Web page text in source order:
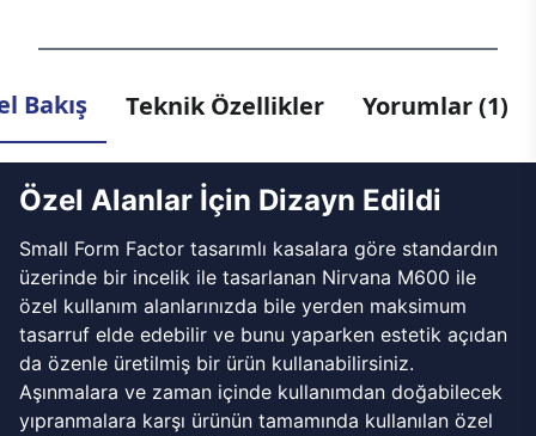
Bakış Teknik Özellikler Yorumlar (1)
Özel Alanlar İçin Dizayn Edildi
Small Form Factor tasarımlı kasalara göre standardın
üzerinde bir incelik ile tasarlanan Nirvana M600 ile
özel kullanım alanlarınızda bile yerden maksimum
tasarruf elde edebilir ve bunu yaparken estetik açıdan
da özenle üretilmiş bir ürün kullanabilirsiniz.
Aşınmalara ve zaman içinde kullanımdan doğabilecek
yıpranmalara karşı ürünün tamamında kullanılan özel